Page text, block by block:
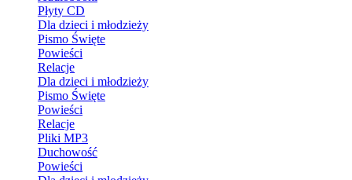
Płyty CD
Dla dzieci i młodzieży
Pismo Święte
Powieści
Relacje
Dla dzieci i młodzieży
Pismo Święte
Powieści
Relacje
Pliki MP3
Duchowość
Powieści